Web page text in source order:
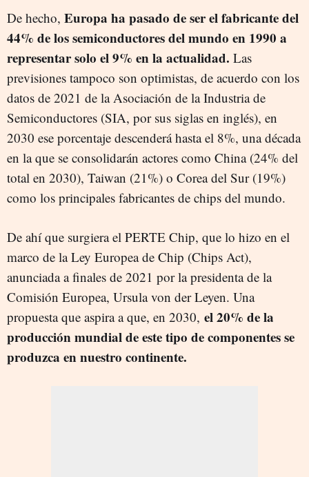
De hecho, Europa ha pasado de ser el fabricante del
44% de los semiconductores del mundo en 1990 a
representar solo el 9% en la actualidad. Las
previsiones tampoco son optimistas, de acuerdo con los
datos de 2021 de la Asociación de la Industria de
Semiconductores (SIA, por sus siglas en inglés), en
2030 ese porcentaje descenderá hasta el 8%, una década
en la que se consolidarán actores como China (24% del
total en 2030), Taiwan (21%) o Corea del Sur (19%)
como los principales fabricantes de chips del mundo.
De ahí que surgiera el PERTE Chip, que lo hizo en el
marco de la Ley Europea de Chip (Chips Act),
anunciada a finales de 2021 por la presidenta de la
Comisión Europea, Ursula von der Leyen. Una
propuesta que aspira a que, en 2030, el 20% de la
producción mundial de este tipo de componentes se
produzca en nuestro continente.